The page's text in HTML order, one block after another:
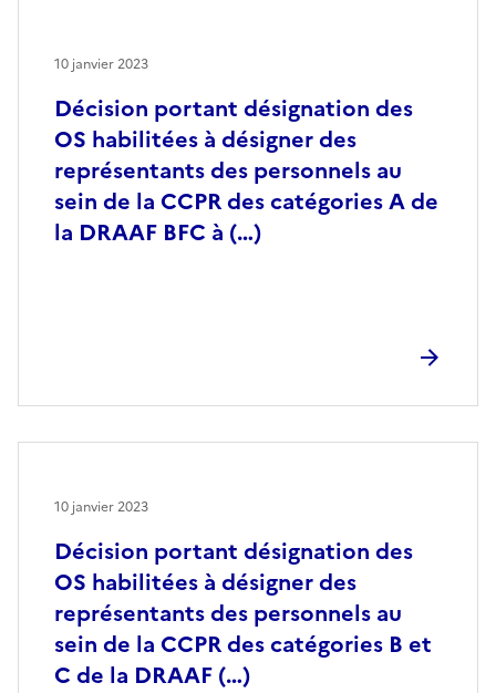
Décision portant désignation des
OS habilitées à désigner des
représentants des personnels au
sein de la CCPR des catégories A de
la DRAAF BFC à (…)
10 janvier 2023
Décision portant désignation des
OS habilitées à désigner des
représentants des personnels au
sein de la CCPR des catégories B et
C de la DRAAF (…)
10 janvier 2023